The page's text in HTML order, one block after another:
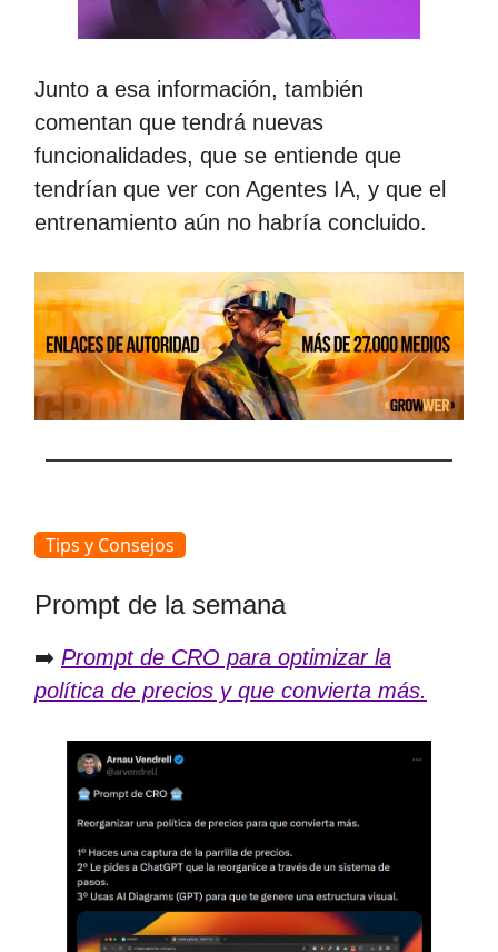
Junto a esa información, también
comentan que tendrá nuevas
funcionalidades, que se entiende que
tendrían que ver con Agentes IA, y que el
entrenamiento aún no habría concluido.
Tips y Consejos
Prompt de la semana
➡️ Prompt de CRO para optimizar la
política de precios y que convierta más.